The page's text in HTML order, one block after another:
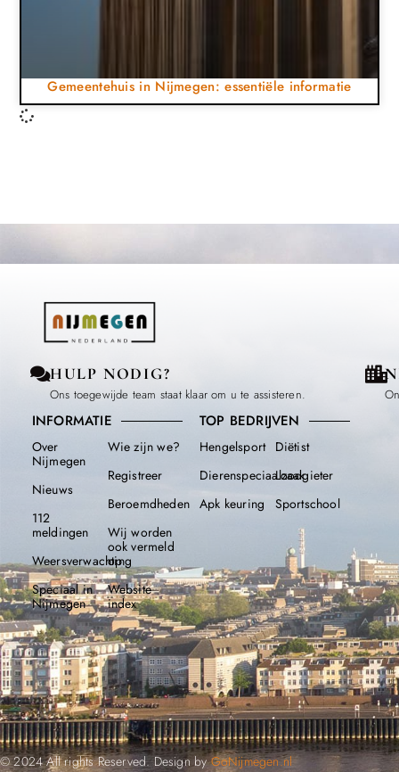
Gemeentehuis in Nijmegen: essentiële informatie
HULP NODIG?
Ons toegewijde team staat klaar om u te assisteren.
INFORMATIE
Over
Nijmegen
Nieuws
112
meldingen
Weersverwachting
Speciaal in
Nijmegen
Wie zijn we?
Registreer
Beroemdheden​
Wij worden
ook vermeld
op
Website
index
TOP BEDRIJVEN
Hengelsport
Dierenspeciaalzaak
Apk keuring
Diëtist
Loodgieter
Sportschool
© 2024 All rights Reserved. Design byGoNijmegen.nl